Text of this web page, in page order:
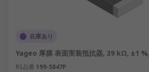
在庫あり
Yageo 厚膜 表面実装抵抗器, 39 kΩ, ±1
RS品番 199-5847P